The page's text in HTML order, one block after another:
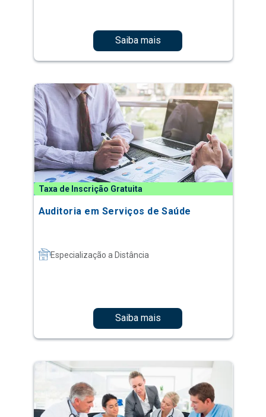
Saiba mais
Taxa de Inscrição Gratuita
Auditoria em Serviços de Saúde
Especialização a Distância
Saiba mais